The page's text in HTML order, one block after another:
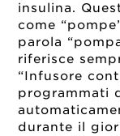
insulina.
come
parola
riferisce
“Infusore
programmati
durante il